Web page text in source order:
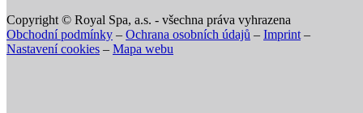
Copyright © Royal Spa, a.s. - všechna práva vyhrazena
Obchodní podmínky – Ochrana osobních údajů – Imprint –
Nastavení cookies – Mapa webu